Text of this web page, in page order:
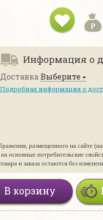
Информация о
Доставка Выберите
Подробная информация о
размещенного на сайте
основные потребительские
и заказа остаются без
В корзину